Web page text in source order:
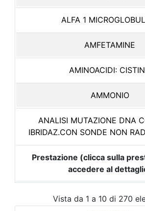
ALFA 1
AMFETAMINE
AMINOACIDI:
AMMONIO
ANALISI MUTAZIONE DNA
IBRIDAZ.CON SONDE NON
Prestazione (clicca sulla
accedere al
Vista da 1 a 10 di 270